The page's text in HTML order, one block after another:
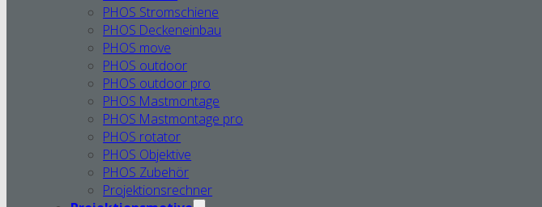
PHOS Stromschiene
PHOS Deckeneinbau
PHOS move
PHOS outdoor
PHOS outdoor pro
PHOS Mastmontage
PHOS Mastmontage pro
PHOS rotator
PHOS Objektive
PHOS Zubehör
Projektionsrechner